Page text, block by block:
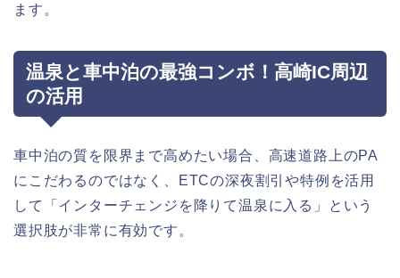
ます。
温泉と車中泊の最強コンボ！高崎IC周辺
の活用
車中泊の質を限界まで高めたい場合、高速道路上のPA
にこだわるのではなく、ETCの深夜割引や特例を活用
して「インターチェンジを降りて温泉に入る」という
選択肢が非常に有効です。